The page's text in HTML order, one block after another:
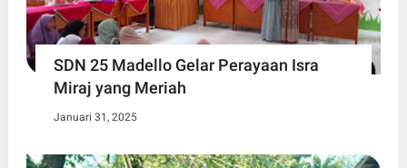
SDN 25 Madello Gelar Perayaan Isra
Miraj yang Meriah
Januari 31, 2025